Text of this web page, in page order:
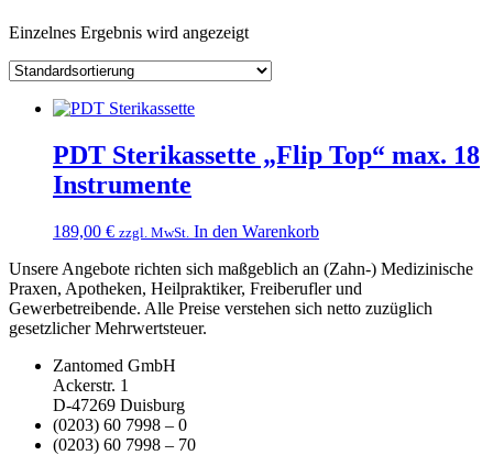
Einzelnes Ergebnis wird angezeigt
PDT Sterikassette „Flip Top“ max. 18
Instrumente
189,00 € zzgl. MwSt. In den Warenkorb
Unsere Angebote richten sich maßgeblich an (Zahn-) Medizinische
Praxen, Apotheken, Heilpraktiker, Freiberufler und
Gewerbetreibende. Alle Preise verstehen sich netto zuzüglich
gesetzlicher Mehrwertsteuer.
Zantomed GmbH
Ackerstr. 1
D-47269 Duisburg
(0203) 60 7998 – 0
(0203) 60 7998 – 70